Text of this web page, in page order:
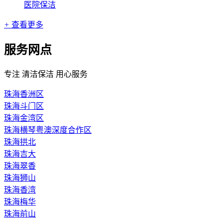
医院保洁
+ 查看更多
服务网点
专注 清洁保洁 用心服务
珠海香洲区
珠海斗门区
珠海金湾区
珠海横琴粤澳深度合作区
珠海拱北
珠海吉大
珠海翠香
珠海狮山
珠海香湾
珠海梅华
珠海前山